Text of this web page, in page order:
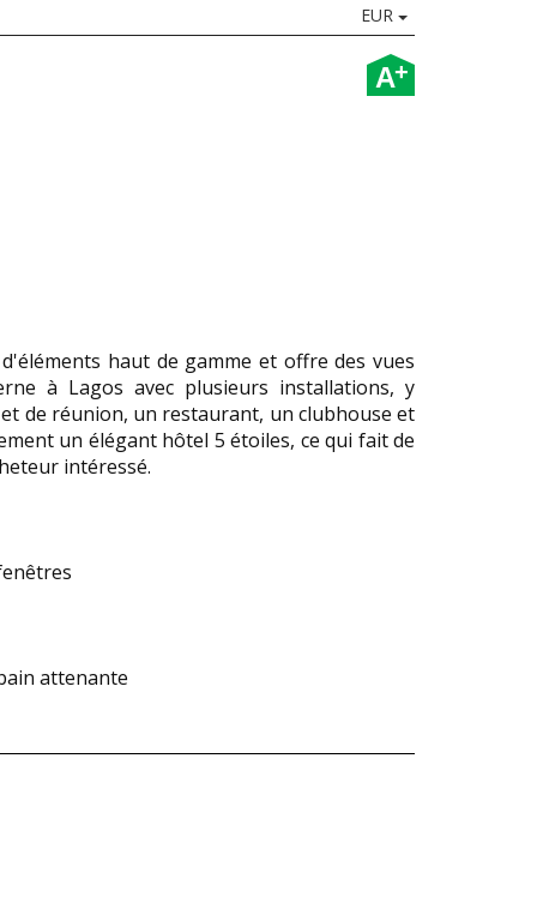
EUR
A+
haut de gamme et offre des vues
à Lagos avec plusieurs installations, y
de réunion, un restaurant, un clubhouse et
un élégant hôtel 5 étoiles, ce qui fait de
intéressé.
attenante